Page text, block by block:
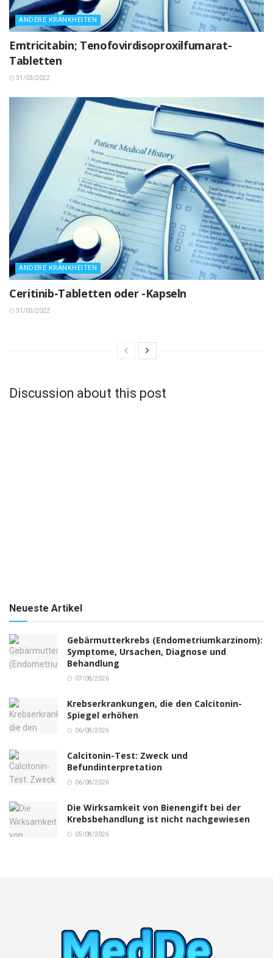
ANDERE KRANKHEITEN
Emtricitabin; Tenofovirdisoproxilfumarat-
Tabletten
31/03/2022
ANDERE KRANKHEITEN
Ceritinib-Tabletten oder -Kapseln
31/03/2022
Discussion about this post
Neueste Artikel
Gebärmutterkrebs (Endometriumkarzinom):
Symptome, Ursachen, Diagnose und
Behandlung
07/08/2026
Krebserkrankungen, die den Calcitonin-
Spiegel erhöhen
06/08/2026
Calcitonin-Test: Zweck und
Befundinterpretation
06/08/2026
Die Wirksamkeit von Bienengift bei der
Krebsbehandlung ist nicht nachgewiesen
05/08/2026